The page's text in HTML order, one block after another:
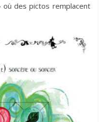
où des pictos remplacent